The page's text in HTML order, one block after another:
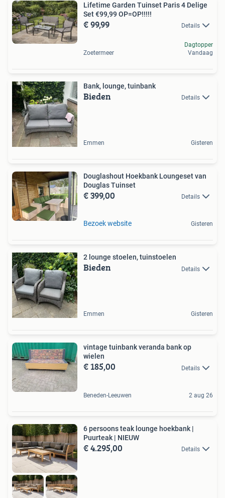
Lifetime Garden Tuinset Paris 4 Delige
Set €99,99 OP=OP!!!!!
€ 99,99 Details
Zoetermeer
Dagtopper
Vandaag
Bank, lounge, tuinbank
Bieden Details
Emmen Gisteren
Douglashout Hoekbank Loungeset van
Douglas Tuinset
€ 399,00 Details
Bezoek website Gisteren
2 lounge stoelen, tuinstoelen
Bieden Details
Emmen Gisteren
vintage tuinbank veranda bank op
wielen
€ 185,00 Details
Beneden-Leeuwen 2 aug 26
6 persoons teak lounge hoekbank |
Puurteak | NIEUW
€ 4.295,00 Details